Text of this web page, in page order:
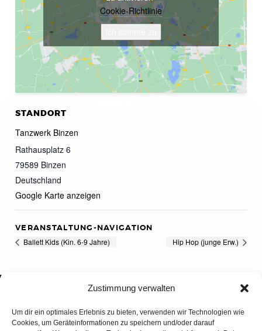
Zustimmung verwalten
Um dir ein optimales Erlebnis zu bieten, verwenden wir Technologien wie
Cookies, um Geräteinformationen zu speichern und/oder darauf
STANDORT
Tanzwerk Binzen
Rathausplatz 6
79589 Binzen
Deutschland
Google Karte anzeigen
Cookie-Richtlinie
VERANSTALTUNG-NAVIGATION
Ballett Kids (Kin. 6-9 Jahre) Hip Hop (junge Erw.)